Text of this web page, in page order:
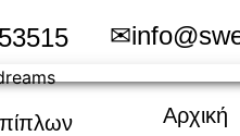
Αρχική